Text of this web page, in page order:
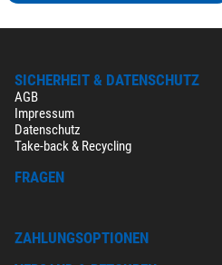
SICHERHEIT & DATENSCHUTZ
AGB
Impressum
Datenschutz
Take-back & Recycling
FRAGEN
ZAHLUNGSOPTIONEN